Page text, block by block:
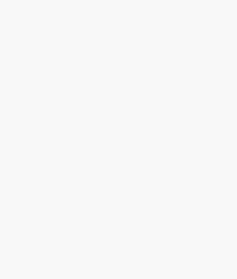
習 - 4月16日
：漫步魔術與音樂